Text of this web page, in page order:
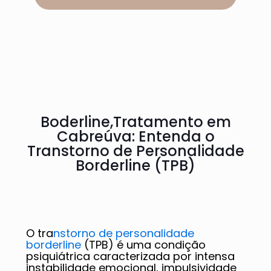
Boderline,Tratamento em
Cabreúva: Entenda o
Transtorno de Personalidade
Borderline (TPB)
O transtorno de personalidade
borderline (TPB) é uma condição
psiquiátrica caracterizada por intensa
instabilidade emocional, impulsividade